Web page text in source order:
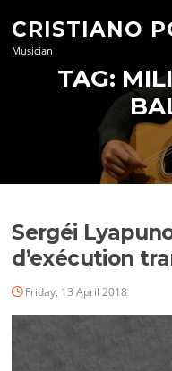
content
CRISTIANO
Musician
TAG:
Sergéi
d’exécution
Friday, 13 April 2018